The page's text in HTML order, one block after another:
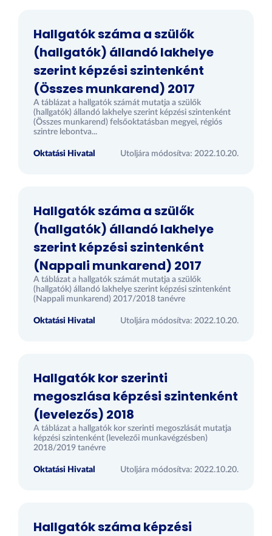
Hallgatók száma a szülők
(hallgatók) állandó lakhelye
szerint képzési szintenként
(Összes munkarend) 2017
A táblázat a hallgatók számát mutatja a szülők
(hallgatók) állandó lakhelye szerint képzési szintenként
(Összes munkarend) felsőoktatásban megyei, régiós
szintre lebontva...
Oktatási Hivatal Utoljára módosítva: 2022.10.20.
Hallgatók száma a szülők
(hallgatók) állandó lakhelye
szerint képzési szintenként
(Nappali munkarend) 2017
A táblázat a hallgatók számát mutatja a szülők
(hallgatók) állandó lakhelye szerint képzési szintenként
(Nappali munkarend) 2017/2018 tanévre
Oktatási Hivatal Utoljára módosítva: 2022.10.20.
Hallgatók kor szerinti
megoszlása képzési szintenként
(levelezős) 2018
A táblázat a hallgatók kor szerinti megoszlását mutatja
képzési szintenként (levelezői munkavégzésben)
2018/2019 tanévre
Oktatási Hivatal Utoljára módosítva: 2022.10.20.
Hallgatók száma képzési